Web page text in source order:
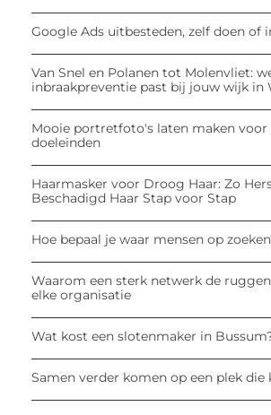
Google Ads uitbesteden, zelf doen of
Van Snel en Polanen tot Molenvliet:
inbraakpreventie past bij jouw wijk in
Mooie portretfoto's laten maken voor
doeleinden
Haarmasker voor Droog Haar: Zo
Beschadigd Haar Stap voor Stap
Hoe bepaal je waar mensen op
Waarom een sterk netwerk de
elke organisatie
Wat kost een slotenmaker in
Samen verder komen op een plek die